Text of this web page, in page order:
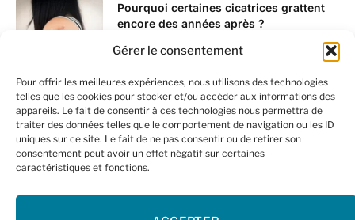
Gérer le consentement
Pour offrir les meilleures expériences, nous utilisons des technologies
telles que les cookies pour stocker et/ou accéder aux informations des
appareils. Le fait de consentir à ces technologies nous permettra de
traiter des données telles que le comportement de navigation ou les ID
uniques sur ce site. Le fait de ne pas consentir ou de retirer son
consentement peut avoir un effet négatif sur certaines
caractéristiques et fonctions.
Pourquoi certaines cicatrices grattent
encore des années après ?
28 janvier 2025
Aspartame ou Sucralose : quel
édulcorant choisir ?
4 février 2025
ballonnements ?
26 janvier 2025